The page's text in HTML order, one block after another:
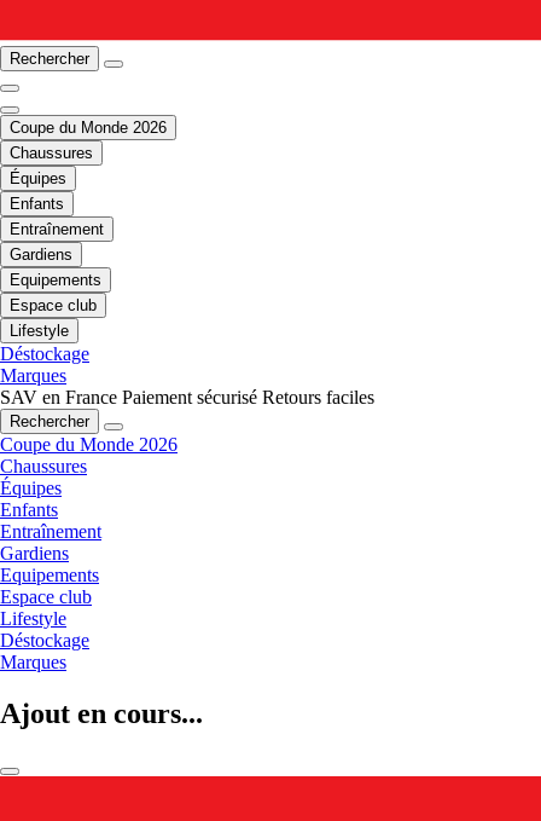
Rechercher
Coupe du Monde 2026
Chaussures
Équipes
Enfants
Entraînement
Gardiens
Equipements
Espace club
Lifestyle
Déstockage
Marques
SAV en France Paiement sécurisé Retours faciles
Rechercher
Coupe du Monde 2026
Chaussures
Équipes
Enfants
Entraînement
Gardiens
Equipements
Espace club
Lifestyle
Déstockage
Marques
Ajout en cours...